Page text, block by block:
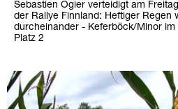
Sebastien Ogier verteidigt am
der Rallye Finnland: Heftiger Regen
durcheinander - Keferböck/Minor im
Platz 2